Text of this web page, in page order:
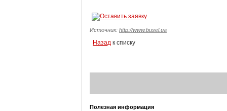
Источник: http://www.busel.ua
Назад к списку
Полезная информация